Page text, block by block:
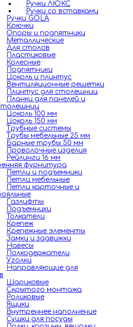
Ручки ЛЮКС
Ручки со вставками
Ручки GOLA
Крючки
Опоры и подпятники
Металлические
Для столов
Пластиковые
Колесные
Подпятники
Цоколь и плинтус
Вентиляционные решетки
Плинтус для столешниц
Планки для панелей и
Цоколь 100 мм
Цоколь 150 мм
Трубные системы
Трубы мебельные 25 мм
Барные трубы 50 мм
Проволочные изделия
Рейлинги 16 мм
фурнитура
Петли и подъемники
Петли мебельные
Петли карточные и
Газлифты
Подъемники
Толкатели
Крепеж
Крепежные элементы
Замки и задвижки
Навесы
Полкодержатели
Уголки
Направляющие для
Шариковые
Скрытого монтажа
Роликовые
Ящики
Внутреннее наполнение
Сушки для посуды